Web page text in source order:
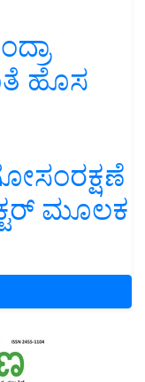
ಹೊಸ
ಮೂಲಕ